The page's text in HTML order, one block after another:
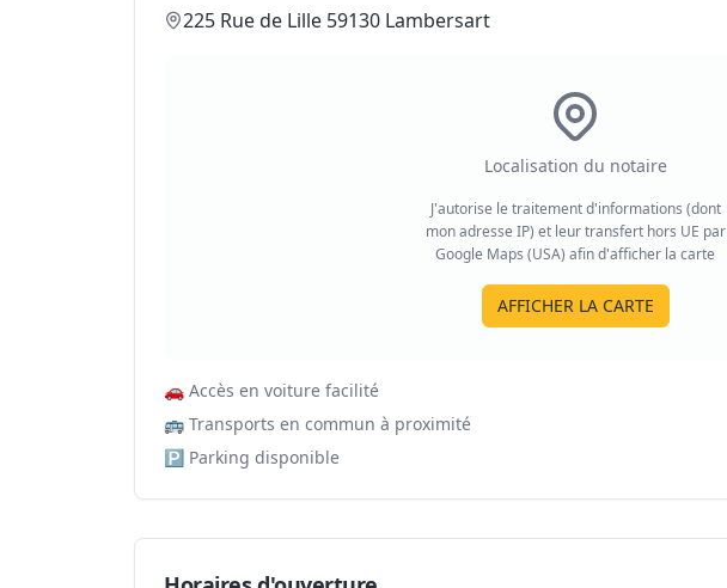
225 Rue de Lille 59130 Lambersart
Localisation du notaire
J'autorise le traitement d'informations (dont
mon adresse IP) et leur transfert hors UE par
Google Maps (USA) afin d'afficher la carte
AFFICHER LA CARTE
🚗 Accès en voiture facilité
🚌 Transports en commun à proximité
🅿️ Parking disponible